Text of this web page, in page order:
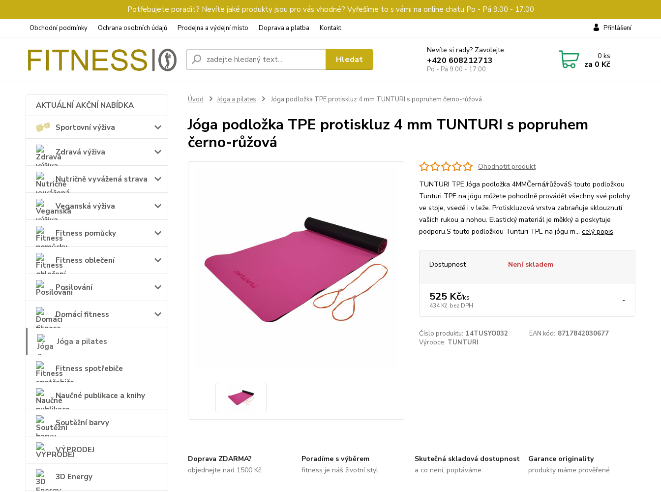
Potřebujete poradit? Nevíte jaké produkty jsou pro vás vhodné? Vyřešíme to s vámi na online chatu Po - Pá 9.00 - 17.00
Obchodní podmínky Ochrana osobních údajů Prodejna a výdejní místo Doprava a platba Kontakt Přihlášení
Hledat
Nevíte si rady? Zavolejte.
+420 608212713
Po - Pá 9.00 - 17.00
0ks
za 0 Kč
AKTUÁLNÍ AKČNÍ NABÍDKA
Sportovní výživa
Zdravá výživa
Nutričně vyvážená strava
Veganská výživa
Fitness pomůcky
Fitness oblečení
Posilování
Domácí fitness
Jóga a pilates
Fitness spotřebiče
Naučné publikace a knihy
Soutěžní barvy
VÝPRODEJ
3D Energy
Úvod Jóga a pilates Jóga podložka TPE protiskluz 4 mm TUNTURI s popruhem černo-růžová
Jóga podložka TPE protiskluz 4 mm TUNTURI s popruhem
černo-růžová
Ohodnotit produkt
TUNTURI TPE Jóga podložka 4MMČerná/růžováS touto podložkou
Tunturi TPE na jógu můžete pohodlně provádět všechny své polohy
ve stoje, vsedě i v leže. Protiskluzová vrstva zabraňuje sklouznutí
vašich rukou a nohou. Elastický materiál je měkký a poskytuje
podporu.S touto podložkou Tunturi TPE na jógu m... celý popis
Dostupnost Není skladem
525 Kč/ks
434 Kč bez DPH -
Číslo produktu: 14TUSYO032 EAN kód: 8717842030677
Výrobce: TUNTURI
Doprava ZDARMA?
objednejte nad 1500 Kč
Poradíme s výběrem
fitness je náš životní styl
Skutečná skladová dostupnost
a co není, poptáváme
Garance originality
produkty máme prověřené